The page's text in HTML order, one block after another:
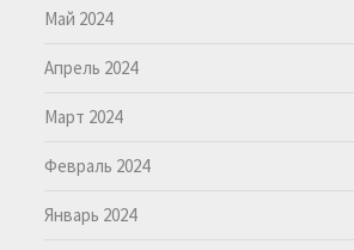
Май 2024
Апрель 2024
Март 2024
Февраль 2024
Январь 2024